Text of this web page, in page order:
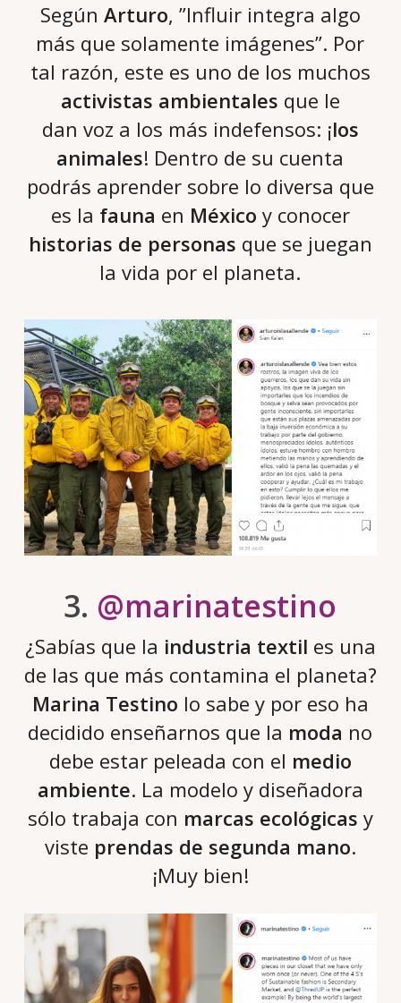
Según Arturo, ‪”Influir integra algo
más que solamente imágenes”. Por
tal razón, este es uno de los muchos
activistas ambientales que le
dan voz a los más indefensos: ¡los
animales! Dentro de su cuenta
podrás aprender sobre lo diversa que
es la fauna en México y conocer
historias de personas que se juegan
la vida por el planeta.
3. @marinatestino
¿Sabías que la industria textil es una
de las que más contamina el planeta?
Marina Testino lo sabe y por eso ha
decidido enseñarnos que la moda no
debe estar peleada con el medio
ambiente. La modelo y diseñadora
sólo trabaja con marcas ecológicas y
viste prendas de segunda mano.
¡Muy bien!